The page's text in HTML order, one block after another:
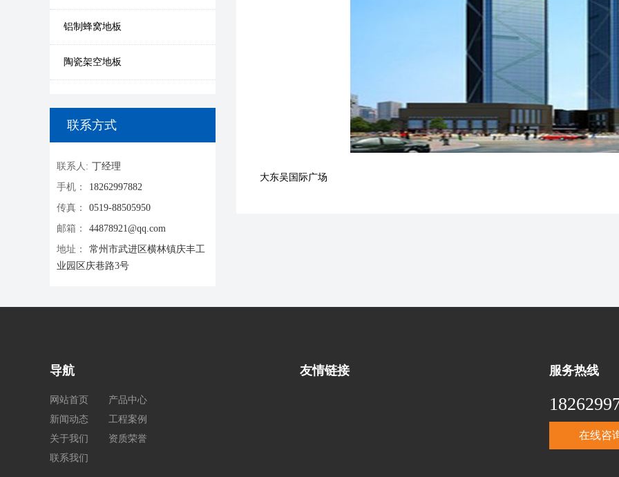
铝制蜂窝地板
陶瓷架空地板
联系方式
联系人: 丁经理
手机：
18262997882
传真：
0519-88505950
邮箱：
44878921@qq.com
地址：
常州市武进区横林镇庆丰工
业园区庆巷路3号
大东吴国际广场
导航
网站首页
产品中心
新闻动态
工程案例
关于我们
资质荣誉
联系我们
友情链接 服务热线
在线咨